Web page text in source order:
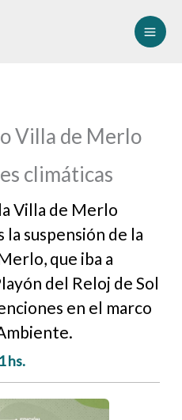
Villa de Merlo
climáticas
Villa de Merlo
suspensión de la
que iba a
del Reloj de Sol
en el marco
hs.